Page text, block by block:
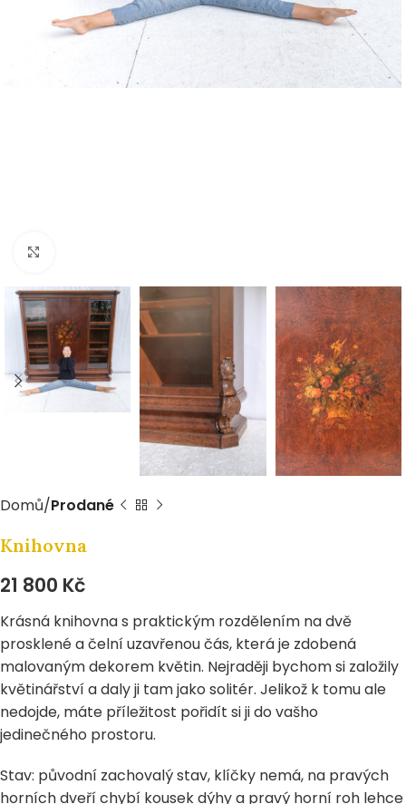
Domů Prodané
Knihovna
21 800 Kč
Krásná knihovna s praktickým rozdělením na dvě
prosklené a čelní uzavřenou čás, která je zdobená
malovaným dekorem květin. Nejraději bychom si založily
květinářství a daly ji tam jako solitér. Jelikož k tomu ale
nedojde, máte příležitost pořidít si ji do vašho
jedinečného prostoru.
Stav: původní zachovalý stav, klíčky nemá, na pravých
horních dveří chybí kousek dýhy a pravý horní roh lehce